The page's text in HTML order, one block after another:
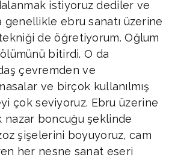
istiyoruz dediler ve
ebru sanatı üzerine
de öğretiyorum. Oğlum
bitirdi. O da
çevremden ve
ve birçok kullanılmış
çok seviyoruz. Ebru üzerine
nazar boncuğu şeklinde
şişelerini boyuyoruz, cam
her nesne sanat eseri